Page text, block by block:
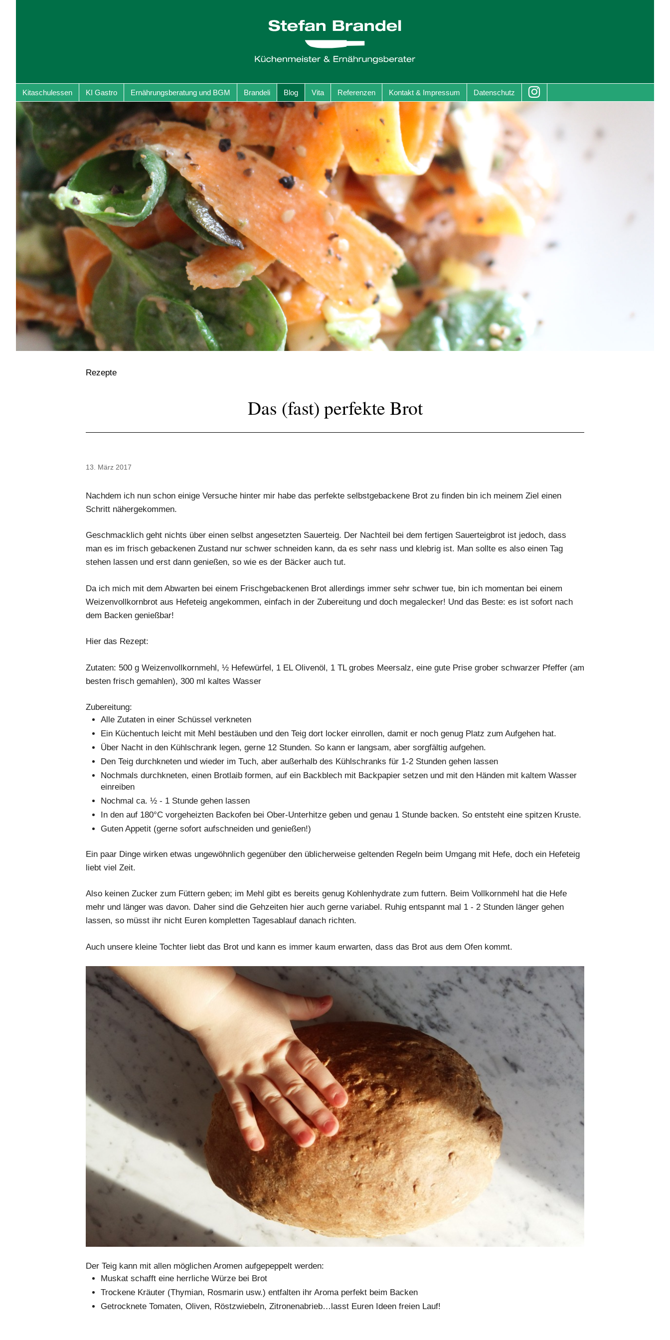
Kitaschulessen KI Gastro Ernährungsberatung und BGM Brandeli Blog Vita Referenzen Kontakt & Impressum Datenschutz
Rezepte
Das (fast) perfekte Brot
13. März 2017
Nachdem ich nun schon einige Versuche hinter mir habe das perfekte selbstgebackene Brot zu finden bin ich meinem Ziel einen
Schritt nähergekommen.
Geschmacklich geht nichts über einen selbst angesetzten Sauerteig. Der Nachteil bei dem fertigen Sauerteigbrot ist jedoch, dass
man es im frisch gebackenen Zustand nur schwer schneiden kann, da es sehr nass und klebrig ist. Man sollte es also einen Tag
stehen lassen und erst dann genießen, so wie es der Bäcker auch tut.
Da ich mich mit dem Abwarten bei einem Frischgebackenen Brot allerdings immer sehr schwer tue, bin ich momentan bei einem
Weizenvollkornbrot aus Hefeteig angekommen, einfach in der Zubereitung und doch megalecker! Und das Beste: es ist sofort nach
dem Backen genießbar!
Hier das Rezept:
Zutaten: 500 g Weizenvollkornmehl, ½ Hefewürfel, 1 EL Olivenöl, 1 TL grobes Meersalz, eine gute Prise grober schwarzer Pfeffer (am
besten frisch gemahlen), 300 ml kaltes Wasser
Zubereitung:
Alle Zutaten in einer Schüssel verkneten
Ein Küchentuch leicht mit Mehl bestäuben und den Teig dort locker einrollen, damit er noch genug Platz zum Aufgehen hat.
Über Nacht in den Kühlschrank legen, gerne 12 Stunden. So kann er langsam, aber sorgfältig aufgehen.
Den Teig durchkneten und wieder im Tuch, aber außerhalb des Kühlschranks für 1-2 Stunden gehen lassen
Nochmals durchkneten, einen Brotlaib formen, auf ein Backblech mit Backpapier setzen und mit den Händen mit kaltem Wasser
einreiben
Nochmal ca. ½ - 1 Stunde gehen lassen
In den auf 180°C vorgeheizten Backofen bei Ober-Unterhitze geben und genau 1 Stunde backen. So entsteht eine spitzen Kruste.
Guten Appetit (gerne sofort aufschneiden und genießen!)
Ein paar Dinge wirken etwas ungewöhnlich gegenüber den üblicherweise geltenden Regeln beim Umgang mit Hefe, doch ein Hefeteig
liebt viel Zeit.
Also keinen Zucker zum Füttern geben; im Mehl gibt es bereits genug Kohlenhydrate zum futtern. Beim Vollkornmehl hat die Hefe
mehr und länger was davon. Daher sind die Gehzeiten hier auch gerne variabel. Ruhig entspannt mal 1 - 2 Stunden länger gehen
lassen, so müsst ihr nicht Euren kompletten Tagesablauf danach richten.
Auch unsere kleine Tochter liebt das Brot und kann es immer kaum erwarten, dass das Brot aus dem Ofen kommt.
Der Teig kann mit allen möglichen Aromen aufgepeppelt werden:
Muskat schafft eine herrliche Würze bei Brot
Trockene Kräuter (Thymian, Rosmarin usw.) entfalten ihr Aroma perfekt beim Backen
Getrocknete Tomaten, Oliven, Röstzwiebeln, Zitronenabrieb…lasst Euren Ideen freien Lauf!